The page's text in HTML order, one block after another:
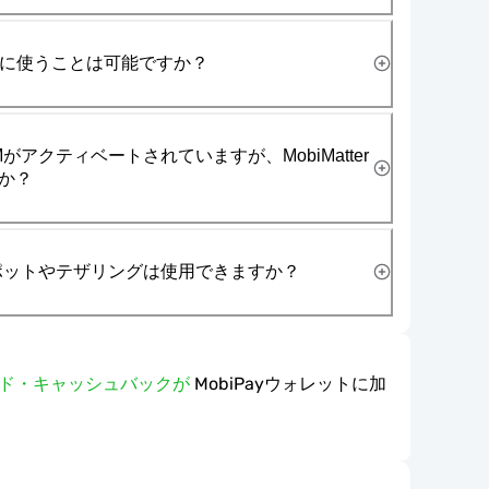
使うことは可能ですか？
アクティベートされていますが、MobiMatter
？
トやテザリングは使用できますか？
・キャッシュバックが MobiPayウォレットに加